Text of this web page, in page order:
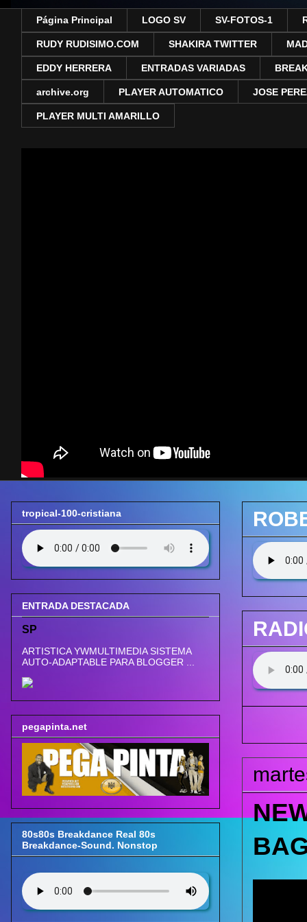
Página Principal LOGO SV SV-FOTOS-1
RUDY RUDISIMO.COM SHAKIRA TWITTER
EDDY HERRERA ENTRADAS VARIADAS
archive.org PLAYER AUTOMATICO JOSE
PLAYER MULTI AMARILLO
tropical-100-cristiana
ENTRADA DESTACADA
SP
ARTISTICA YWMULTIMEDIA SISTEMA
AUTO-ADAPTABLE PARA BLOGGER ...
pegapinta.net
80s80s Breakdance Real 80s
Breakdance-Sound. Nonstop